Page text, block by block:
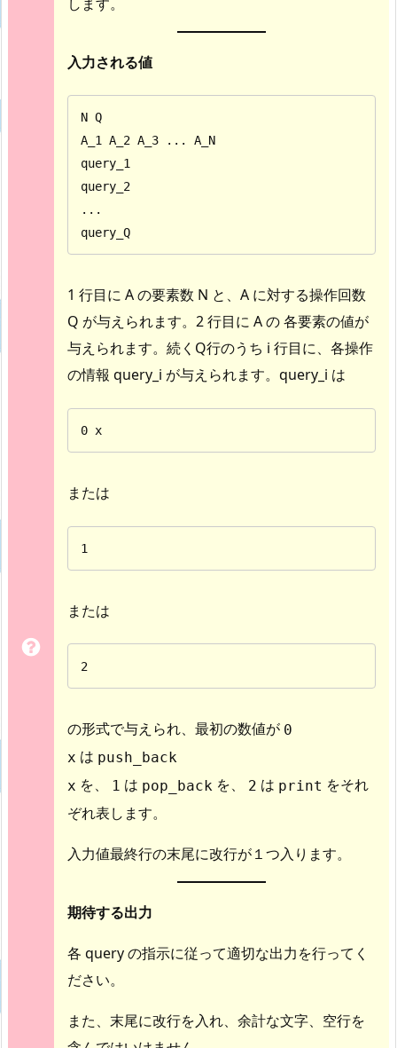
入力される値
N Q
A_1 A_2 A_3 ... A_N
query_1
query_2
...
query_Q
1 行目に A の要素数 N と、A に対する操作回数
Q が与えられます。2 行目に A の 各要素の値が
与えられます。続くQ行のうち i 行目に、各操作
の情報 query_i が与えられます。query_i は
0 x
または
1
または
2
の形式で与えられ、最初の数値が 0
x は push_back
x を、 1 は pop_back を、 2 は print をそれ
ぞれ表します。
入力値最終行の末尾に改行が１つ入ります。
期待する出力
各 query の指示に従って適切な出力を行ってく
ださい。
また、末尾に改行を入れ、余計な文字、空行を